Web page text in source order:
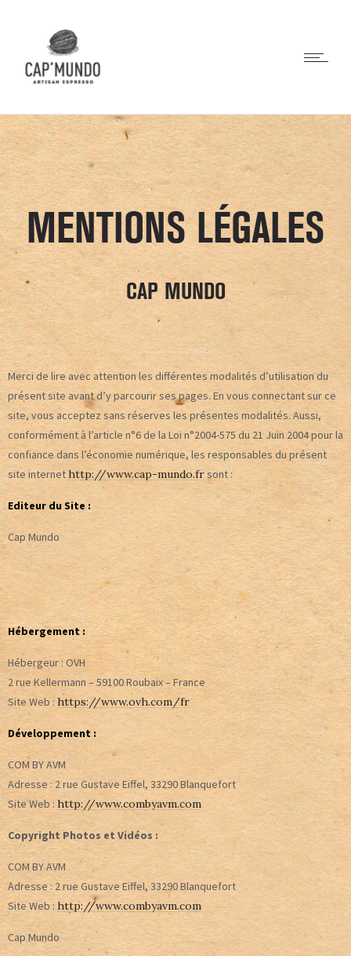
MENTIONS LÉGALES
CAP MUNDO
Merci de lire avec attention les différentes modalités d’utilisation du
présent site avant d’y parcourir ses pages. En vous connectant sur ce
site, vous acceptez sans réserves les présentes modalités. Aussi,
conformément à l’article n°6 de la Loi n°2004-575 du 21 Juin 2004 pour la
confiance dans l’économie numérique, les responsables du présent
site internethttp://www.cap-mundo.frsont :
Editeur du Site :
Cap Mundo
Hébergement :
Hébergeur : OVH
2 rue Kellermann – 59100 Roubaix – France
Site Web :https://www.ovh.com/fr
Développement :
COM BY AVM
Adresse : 2 rue Gustave Eiffel, 33290 Blanquefort
Site Web :http://www.combyavm.com
Copyright Photos et Vidéos :
COM BY AVM
Adresse : 2 rue Gustave Eiffel, 33290 Blanquefort
Site Web : http://www.combyavm.com
Cap Mundo